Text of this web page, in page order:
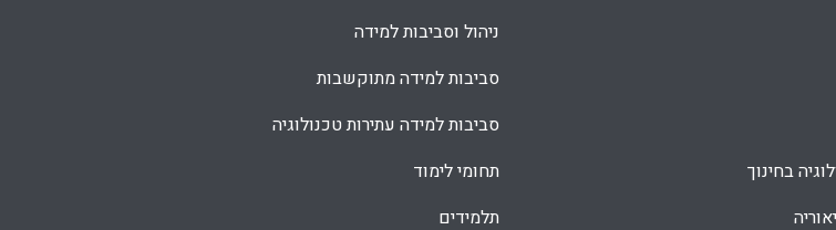
בחינוך
ניהול וסביבות למידה
סביבות למידה מתוקשבות
סביבות למידה עתירות טכנולוגיה
תחומי לימוד
תלמידים